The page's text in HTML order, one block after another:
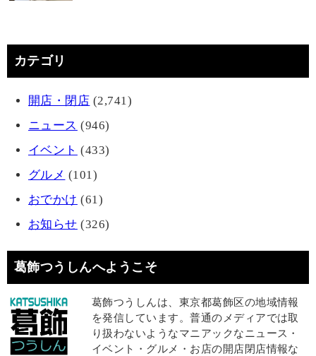
カテゴリ
開店・閉店 (2,741)
ニュース (946)
イベント (433)
グルメ (101)
おでかけ (61)
お知らせ (326)
葛飾つうしんへようこそ
葛飾つうしんは、東京都葛飾区の地域情報
を発信しています。普通のメディアでは取
り扱わないようなマニアックなニュース・
イベント・グルメ・お店の開店閉店情報な